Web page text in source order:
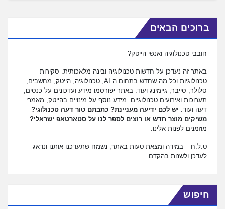
ברוכים הבאים
חובבי טכנולוגיה ואנשי הייטק?
באתר זה נעדכן על חדשות טכנולוגיה ובינה מלאכותית. סקירות
טכנולוגיות וכל מה שחדש בתחום ה AI, טכנולוגיה, הייטק, מחשבים,
סלולר, סייבר, גיימינג ועוד. באתר יפורסמו מידע ועדכונים על כנסים,
תערוכות ואירועים טכנולוגיים. מידע נוסף על מינויים בהייטק, מאמרי
דעה ועוד. יש לכם ידיעה מעניינת? כתבתם טור דעה טכנולוגי?
משיקים מוצר חדש או רוצים לספר לנו על סטארטאפ ישראלי?
מוזמנים לפנות אלינו.
ט.ל.ח – במידה ומצאת טעות באתר, נשמח שתעדכנו אותנו ונדאג
לעדכן ולשנות בהקדם.
חיפוש